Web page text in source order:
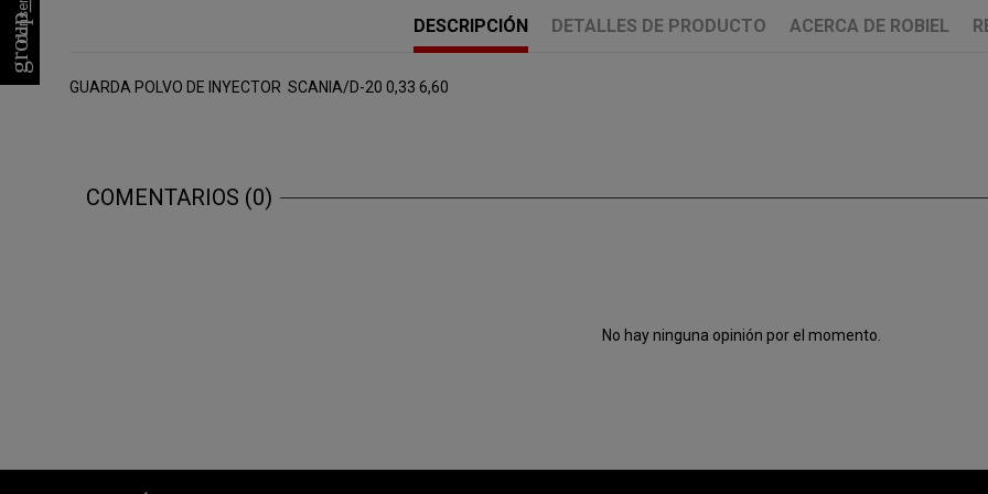
DESCRIPCIÓN DETALLES DE PRODUCTO ACERCA DE ROBIEL
GUARDA POLVO DE INYECTOR SCANIA/D-20 0,33 6,60
COMENTARIOS (0)
No hay ninguna opinión por el momento.